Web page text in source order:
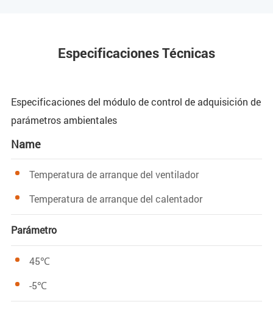
Especificaciones Técnicas
Especificaciones del módulo de control de adquisición de
parámetros ambientales
Name
Temperatura de arranque del ventilador
Temperatura de arranque del calentador
Parámetro
45℃
-5℃